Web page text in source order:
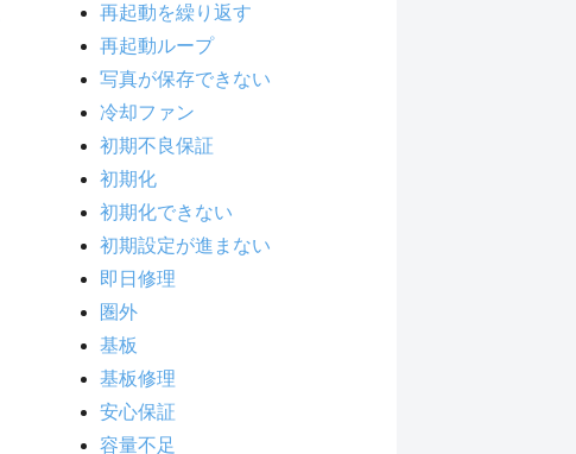
再起動を繰り返す
再起動ループ
写真が保存できない
冷却ファン
初期不良保証
初期化
初期化できない
初期設定が進まない
即日修理
圏外
基板
基板修理
安心保証
容量不足